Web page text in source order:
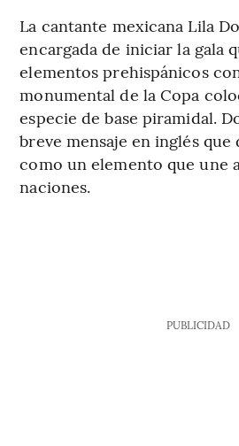
La cantante mexicana Lila
encargada de iniciar la gala
elementos prehispánicos
monumental de la Copa
especie de base piramidal.
breve mensaje en inglés
como un elemento que une
naciones.
PUBLICIDAD